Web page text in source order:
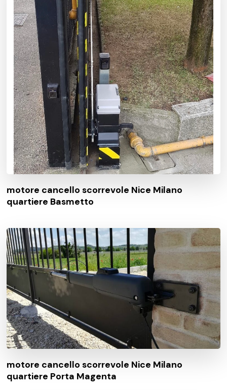
motore cancello scorrevole Nice Milano
quartiere Basmetto
motore cancello scorrevole Nice Milano
quartiere Porta Magenta